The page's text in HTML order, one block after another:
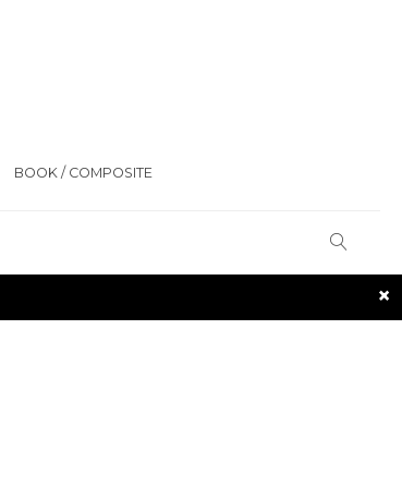
BOOK / COMPOSITE
×